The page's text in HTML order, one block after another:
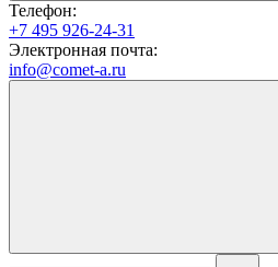
Телефон:
+7 495 926-24-31
Электронная почта:
info@comet-a.ru